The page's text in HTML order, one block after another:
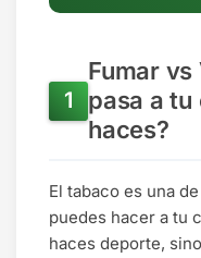
Fumar vs
pasa a tu
haces?
El tabaco es una
puedes hacer a tu
haces deporte,